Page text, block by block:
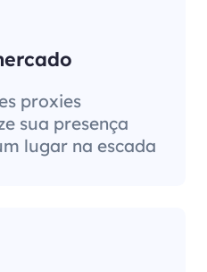
proxies
sua presença
lugar na escada